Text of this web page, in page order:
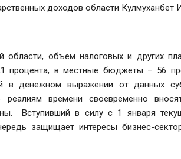
доходов области Кулмуханбет
области, объем налоговых и других
процента, в местные бюджеты – 56
в денежном выражении от данных
времени своевременно
Вступивший в силу с 1 января
защищает интересы бизнес-